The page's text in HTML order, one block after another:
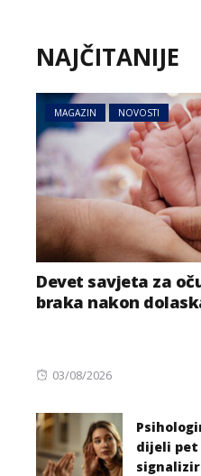
NAJČITANIJE
MAGAZIN NOVOSTI
Devet savjeta za
braka nakon
Posted
03/08/2026
dijeli pet